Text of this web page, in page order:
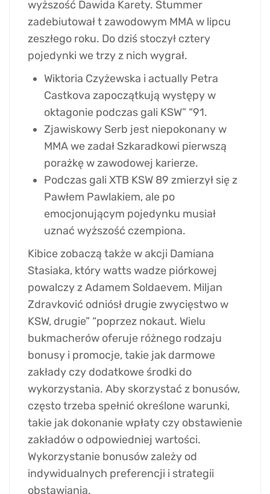
wyższość Dawida Karety. Stummer
zadebiutował t zawodowym MMA w lipcu
zeszłego roku. Do dziś stoczył cztery
pojedynki we trzy z nich wygrał.
Wiktoria Czyżewska i actually Petra
Castkova zapoczątkują występy w
oktagonie podczas gali KSW” “91.
Zjawiskowy Serb jest niepokonany w
MMA we zadał Szkaradkowi pierwszą
porażkę w zawodowej karierze.
Podczas gali XTB KSW 89 zmierzył się z
Pawłem Pawlakiem, ale po
emocjonującym pojedynku musiał
uznać wyższość czempiona.
Kibice zobaczą także w akcji Damiana
Stasiaka, który watts wadze piórkowej
powalczy z Adamem Soldaevem. Miljan
Zdravković odniósł drugie zwycięstwo w
KSW, drugie” “poprzez nokaut. Wielu
bukmacherów oferuje różnego rodzaju
bonusy i promocje, takie jak darmowe
zakłady czy dodatkowe środki do
wykorzystania. Aby skorzystać z bonusów,
często trzeba spełnić określone warunki,
takie jak dokonanie wpłaty czy obstawienie
zakładów o odpowiedniej wartości.
Wykorzystanie bonusów zależy od
indywidualnych preferencji i strategii
obstawiania.